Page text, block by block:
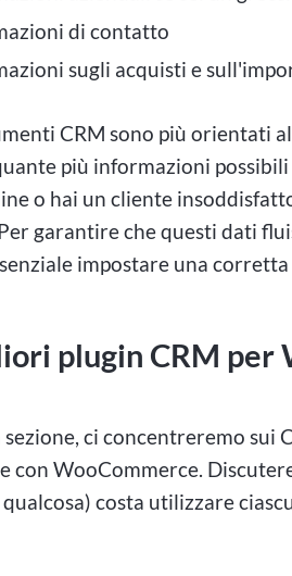
del gioco d'azzardo in
tutt'altro che prevedibili.
del gioco
una fiorente industria del
È un'attività popolare in
ad alta posta in gioco
online sono emerse come
prova la loro fortuna.
di contatto
sugli acquisti e
CRM sono più orientati
più informazioni
o hai un cliente
garantire che questi dati
impostare una corretta
plugin CRM per
sezione, ci concentreremo
con WooCommerce.
costa utilizzare